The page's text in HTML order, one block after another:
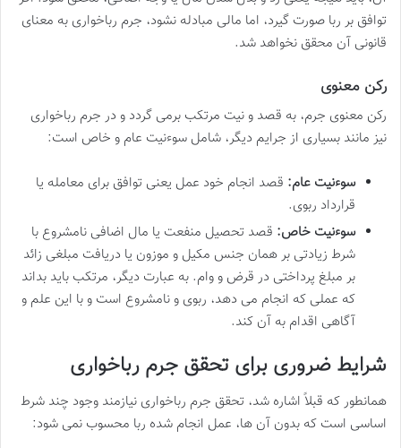
توافق بر ربا صورت گیرد، اما مالی مبادله نشود، جرم رباخواری به معنای
قانونی آن محقق نخواهد شد.
رکن معنوی
رکن معنوی جرم، به قصد و نیت مرتکب برمی گردد و در جرم رباخواری
نیز مانند بسیاری از جرایم دیگر، شامل سوءنیت عام و خاص است:
سوءنیت عام: قصد انجام خود عمل یعنی توافق برای معامله یا
قرارداد ربوی.
سوءنیت خاص: قصد تحصیل منفعت یا مال اضافی نامشروع با
شرط زیادتی بر همان جنس مکیل و موزون یا دریافت مبلغی زائد
بر مبلغ پرداختی در قرض و وام. به عبارت دیگر، مرتکب باید بداند
که عملی که انجام می دهد، ربوی و نامشروع است و با این علم و
آگاهی اقدام به آن کند.
شرایط ضروری برای تحقق جرم رباخواری
همانطور که قبلاً اشاره شد، تحقق جرم رباخواری نیازمند وجود چند شرط
اساسی است که بدون آن ها، عمل انجام شده ربا محسوب نمی شود: